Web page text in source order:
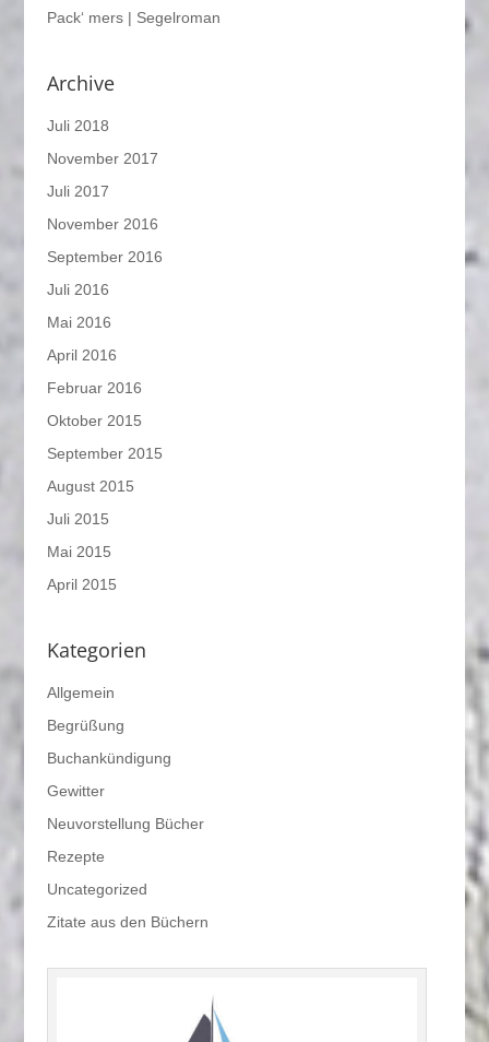
Pack‘ mers | Segelroman
Archive
Juli 2018
November 2017
Juli 2017
November 2016
September 2016
Juli 2016
Mai 2016
April 2016
Februar 2016
Oktober 2015
September 2015
August 2015
Juli 2015
Mai 2015
April 2015
Kategorien
Allgemein
Begrüßung
Buchankündigung
Gewitter
Neuvorstellung Bücher
Rezepte
Uncategorized
Zitate aus den Büchern